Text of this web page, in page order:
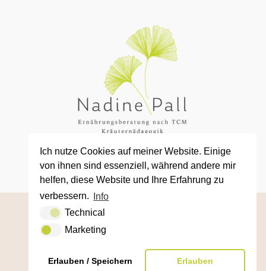
Ich nutze Cookies auf meiner Website. Einige
von ihnen sind essenziell, während andere mir
helfen, diese Website und Ihre Erfahrung zu
verbessern.
Info
Technical
Marketing
Erlauben / Speichern Erlauben
Impressum & Datenschutz
office@nadine-pall.at
NEWSLETTER
2021 Copyright @Nadine Pall